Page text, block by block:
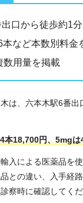
口から徒歩約1分
本など本数別料金
数用量を掲載
は、六本木駅6番出
本18,700円、5mgは
入による医薬品を
との違い、入手経
察時に確認してくだ